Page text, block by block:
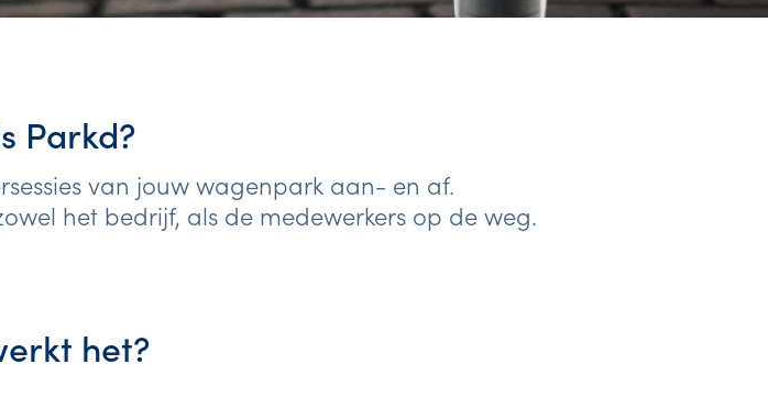
Parkd?
van jouw wagenpark aan- en af.
het bedrijf, als de medewerkers op de weg.
het?